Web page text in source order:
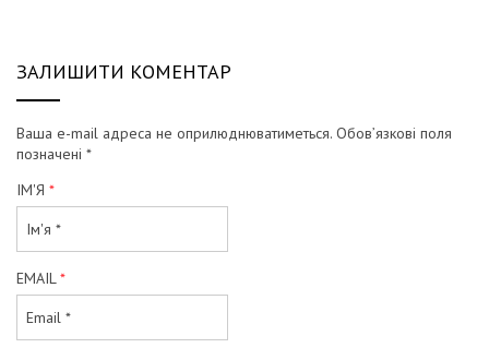
ЗАЛИШИТИ КОМЕНТАР
Ваша e-mail адреса не оприлюднюватиметься. Обов’язкові поля
позначені *
ІМ'Я *
EMAIL*